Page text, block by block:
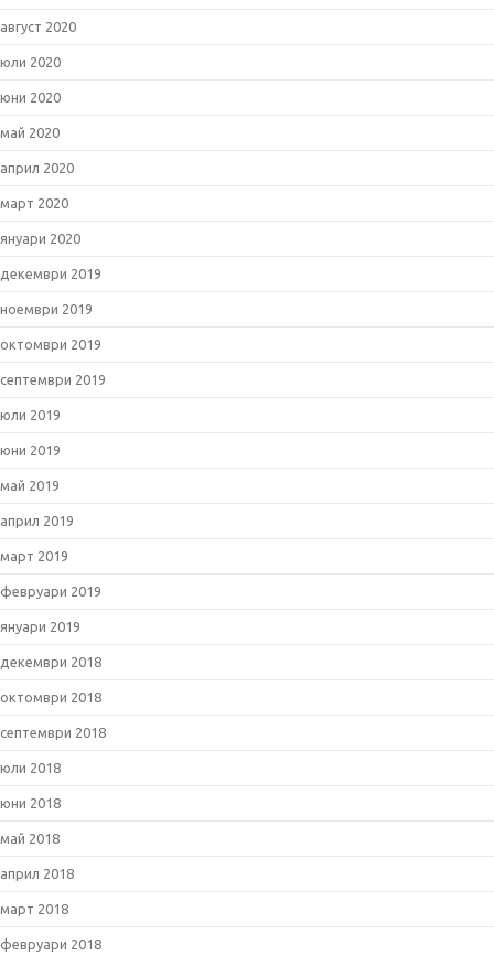
август 2020
юли 2020
юни 2020
май 2020
април 2020
март 2020
януари 2020
декември 2019
ноември 2019
октомври 2019
септември 2019
юли 2019
юни 2019
май 2019
април 2019
март 2019
февруари 2019
януари 2019
декември 2018
октомври 2018
септември 2018
юли 2018
юни 2018
май 2018
април 2018
март 2018
февруари 2018